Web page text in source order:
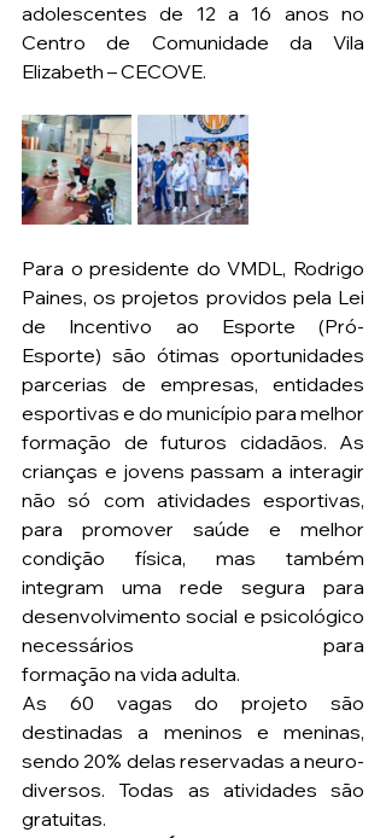
adolescentes de 12 a 16 anos no
Centro de Comunidade da Vila
Elizabeth – CECOVE.
Para o presidente do VMDL, Rodrigo
Paines, os projetos providos pela Lei
de Incentivo ao Esporte (Pró-
Esporte) são ótimas oportunidades
parcerias de empresas, entidades
esportivas e do município para melhor
formação de futuros cidadãos. As
crianças e jovens passam a interagir
não só com atividades esportivas,
para promover saúde e melhor
condição física, mas também
integram uma rede segura para
desenvolvimento social e psicológico
necessários para
formação na vida adulta.
As 60 vagas do projeto são
destinadas a meninos e meninas,
sendo 20% delas reservadas a neuro-
diversos. Todas as atividades são
gratuitas.